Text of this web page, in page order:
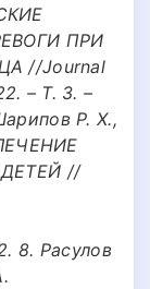
ПРИ
//Journal
– Т. 3. –
Р. Х.,
//
8. Расулов